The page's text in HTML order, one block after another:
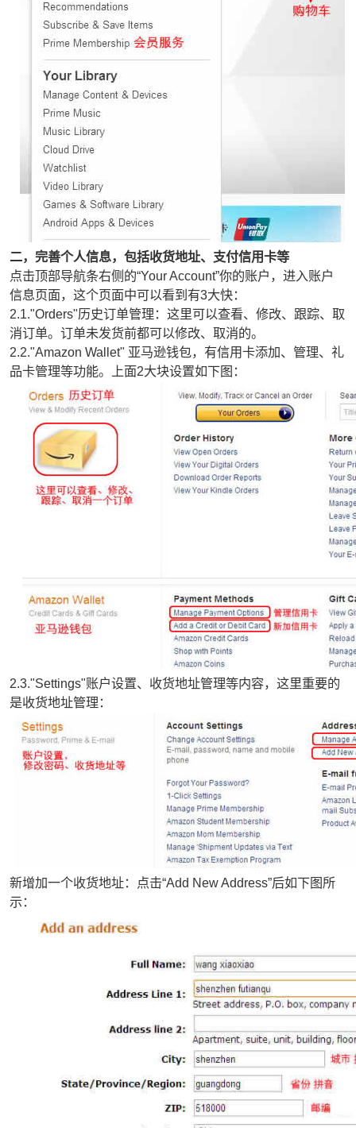
二，完善个人信息，包括收货地址、支付信用卡等
点击顶部导航条右侧的“Your Account”你的账户，进入账户
信息页面，这个页面中可以看到有3大快：
2.1."Orders"历史订单管理：这里可以查看、修改、跟踪、取
消订单。订单未发货前都可以修改、取消的。
2.2."Amazon Wallet" 亚马逊钱包，有信用卡添加、管理、礼
品卡管理等功能。上面2大块设置如下图：
2.3."Settings"账户设置、收货地址管理等内容，这里重要的
是收货地址管理：
新增加一个收货地址：点击“Add New Address”后如下图所
示：